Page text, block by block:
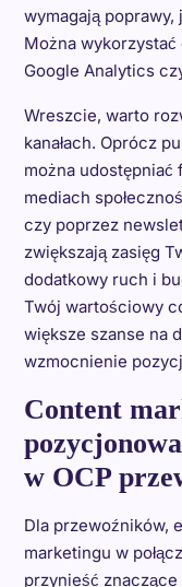
wymagają poprawy,
Można
Google Analytics
Wreszcie, warto
kanałach. Oprócz
można udostępniać
mediach
czy poprzez
zwiększają zasięg
dodatkowy ruch i
Twój wartościowy
większe szanse na
wzmocnienie
Content
w OCP
Dla przewoźników,
marketingu w
przynieść